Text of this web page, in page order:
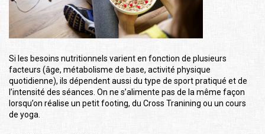
Si les besoins nutritionnels varient en fonction de plusieurs
facteurs (âge, métabolisme de base, activité physique
quotidienne), ils dépendent aussi du type de sport pratiqué et de
l’intensité des séances. On ne s’alimente pas de la même façon
lorsqu’on réalise un petit footing, du Cross Tranining ou un cours
de yoga.